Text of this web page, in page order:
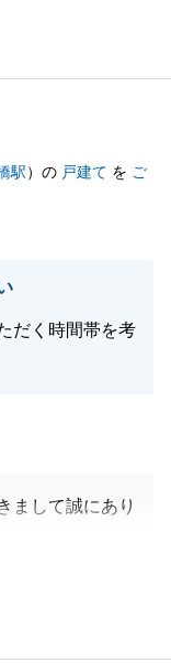
光栄でございま
軽にご連絡頂け
駅）の 戸建て を ご
だく時間帯を考
まして誠にあり
応頂けたことで
た。感謝申し上